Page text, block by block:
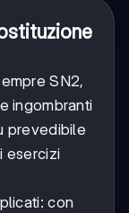
SN2,
ingombranti
prevedibile
esercizi
con